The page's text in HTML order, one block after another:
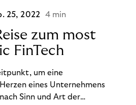
25, 2022 4 min
zum most
FinTech
um eine
eines Unternehmens
Sinn und Art der